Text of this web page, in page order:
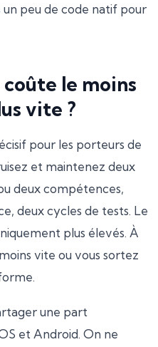
peu de code natif pour
le moins
vite ?
pour les porteurs de
et maintenez deux
deux compétences,
deux cycles de tests. Le
plus élevés. À
vite ou vous sortez
une part
et Android. On ne